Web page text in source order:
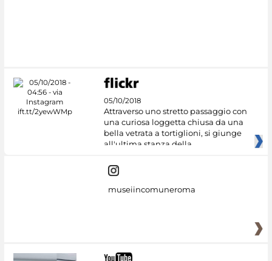
05/10/2018
Attraverso uno stretto passaggio con
una curiosa loggetta chiusa da una
bella vetrata a tortiglioni, si giunge
all'ultima stanza della
museiincomuneroma